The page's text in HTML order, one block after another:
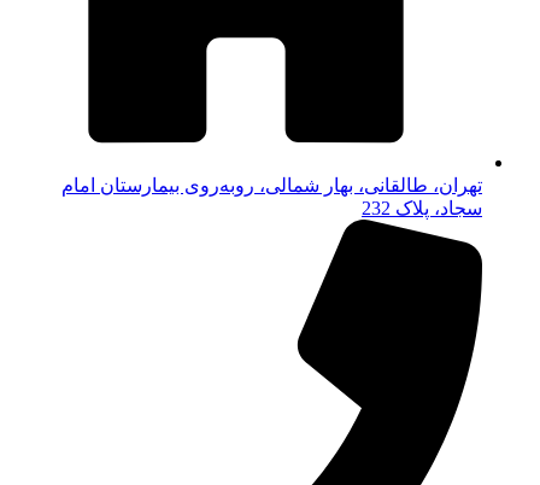
تهران، طالقانی، بهار شمالی، روبه‌روی بیمارستان امام
سجاد، پلاک 232